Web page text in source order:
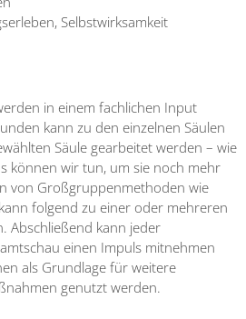
Selbstwirksamkeit
in einem fachlichen Input
kann zu den einzelnen Säulen
Säule gearbeitet werden – wie
können wir tun, um sie noch mehr
von Großgruppenmethoden wie
folgend zu einer oder mehreren
Abschließend kann jeder
einen Impuls mitnehmen
als Grundlage für weitere
genutzt werden.